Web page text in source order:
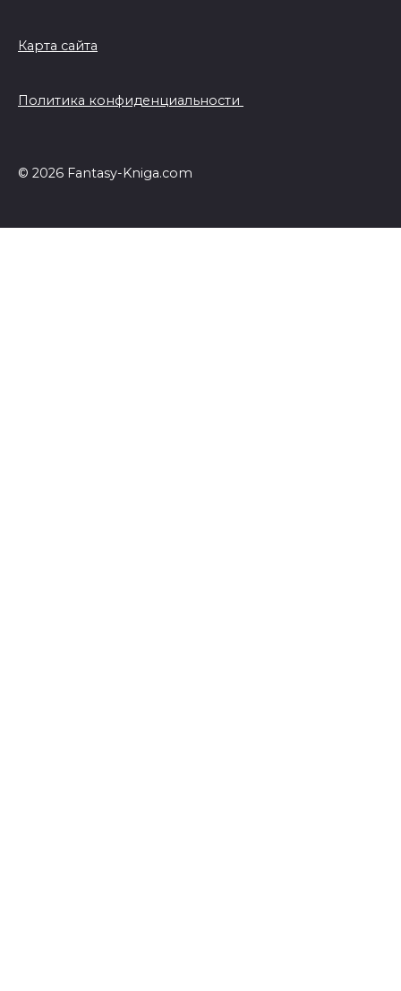
Карта сайта
Политика конфиденциальности
© 2026 Fantasy-Kniga.com